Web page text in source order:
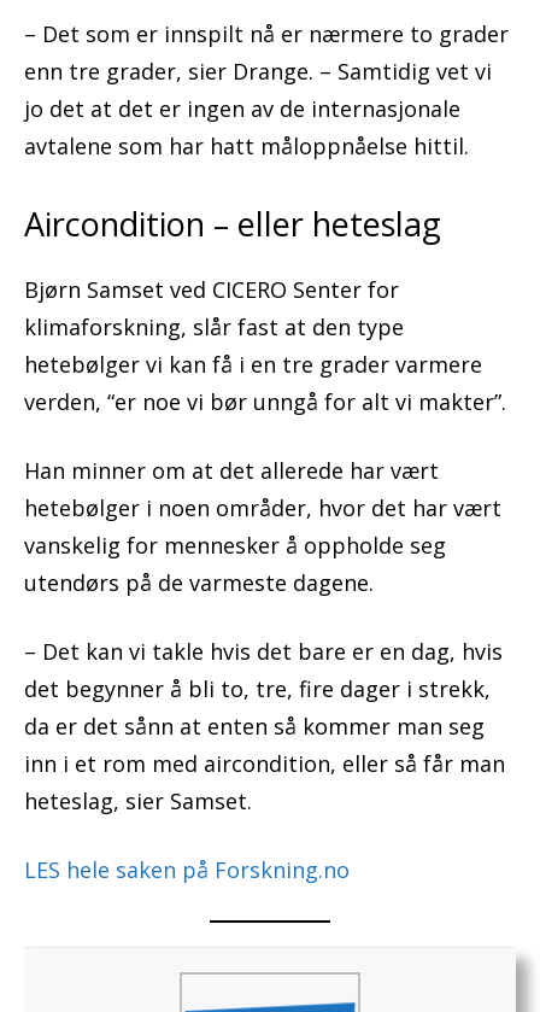
– Det som er innspilt nå er nærmere to grader
enn tre grader, sier Drange. – Samtidig vet vi
jo det at det er ingen av de internasjonale
avtalene som har hatt måloppnåelse hittil.
Aircondition – eller heteslag
Bjørn Samset ved CICERO Senter for
klimaforskning, slår fast at den type
hetebølger vi kan få i en tre grader varmere
verden, “er noe vi bør unngå for alt vi makter”.
Han minner om at det allerede har vært
hetebølger i noen områder, hvor det har vært
vanskelig for mennesker å oppholde seg
utendørs på de varmeste dagene.
– Det kan vi takle hvis det bare er en dag, hvis
det begynner å bli to, tre, fire dager i strekk,
da er det sånn at enten så kommer man seg
inn i et rom med aircondition, eller så får man
heteslag, sier Samset.
LES hele saken på Forskning.no